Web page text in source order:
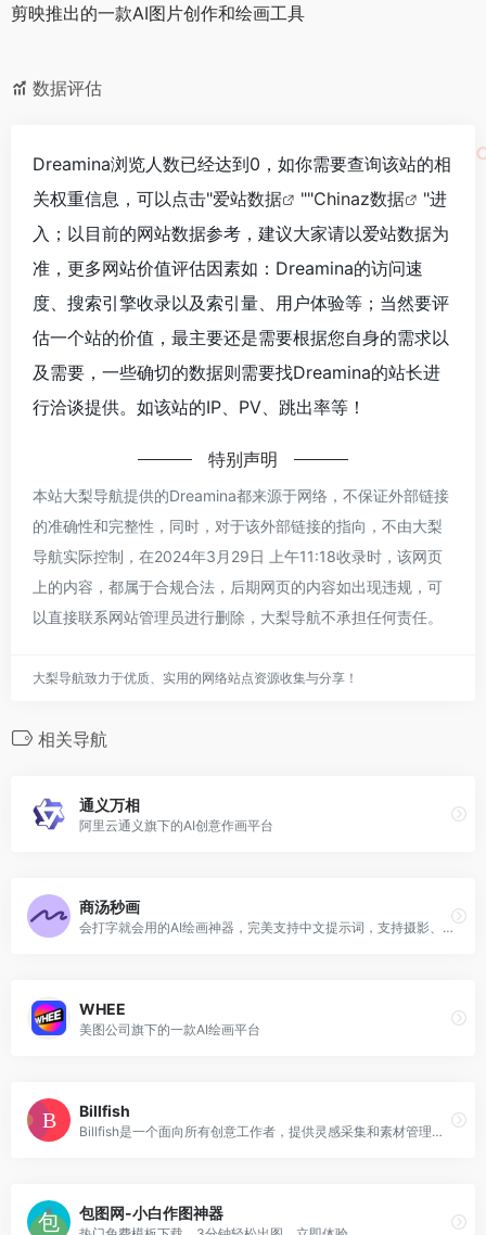
剪映推出的一款AI图片创作和绘画工具
数据评估
Dreamina浏览人数已经达到0，如你需要查询该站的相
关权重信息，可以点击"爱站数据 ""Chinaz数据
"进
入；以目前的网站数据参考，建议大家请以爱站数据为
准，更多网站价值评估因素如：Dreamina的访问速
度、搜索引擎收录以及索引量、用户体验等；当然要评
估一个站的价值，最主要还是需要根据您自身的需求以
及需要，一些确切的数据则需要找Dreamina的站长进
行洽谈提供。如该站的IP、PV、跳出率等！
特别声明
本站大梨导航提供的Dreamina都来源于网络，不保证外部链接
的准确性和完整性，同时，对于该外部链接的指向，不由大梨
导航实际控制，在2024年3月29日 上午11:18收录时，该网页
上的内容，都属于合规合法，后期网页的内容如出现违规，可
以直接联系网站管理员进行删除，大梨导航不承担任何责任。
大梨导航致力于优质、实用的网络站点资源收集与分享！
相关导航
通义万相
阿里云通义旗下的AI创意作画平台
商汤秒画
会打字就会用的AI绘画神器，完美支持中文提示词，支持摄影、可爱、精致、赛博朋克、电影等超多风格，人人都可以是插画师！快速创作二次元、写实向等多种风格小姐姐！
WHEE
美图公司旗下的一款AI绘画平台
Billfish
Billfish是一个面向所有创意工作者，提供灵感采集和素材管理等功能的软件，个人版永久免费。
包图网-小白作图神器